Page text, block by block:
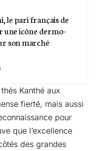
le pari français de
une icône dermo-
son marché
Kanthé aux
fierté, mais aussi
pour
que l’excellence
des grandes